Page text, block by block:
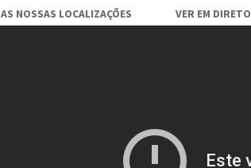
AS NOSSAS LOCALIZAÇÕES
VER EM DIRETO